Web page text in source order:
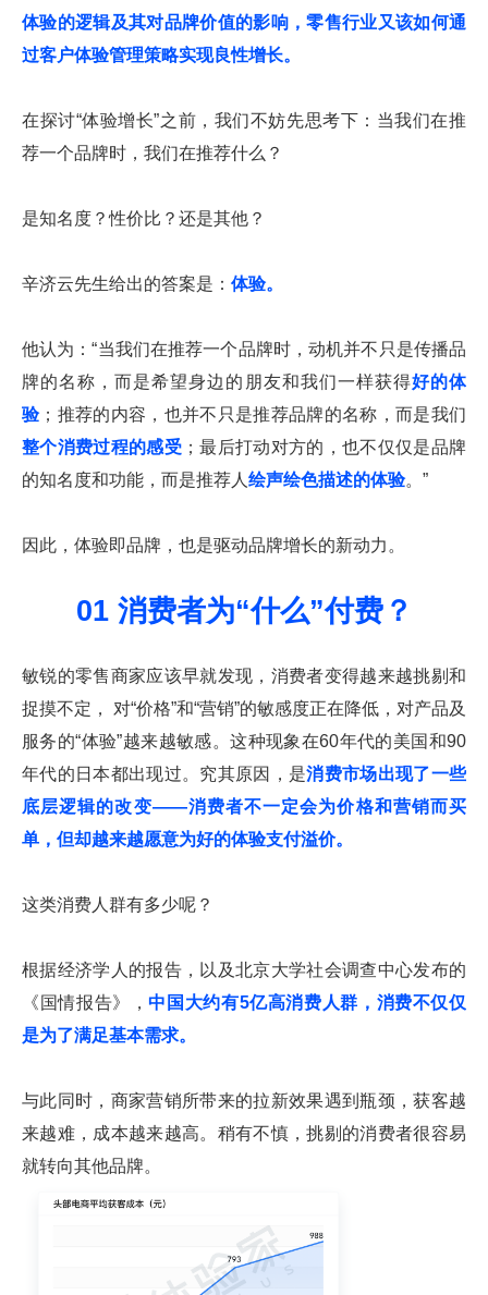
体验的逻辑及其对品牌价值的影响，零售行业又该如何通
过客户体验管理策略实现良性增长。
在探讨“体验增长”之前，我们不妨先思考下：当我们在推
荐一个品牌时，我们在推荐什么？
是知名度？性价比？还是其他？
辛济云先生给出的答案是： 体验。
他认为：“当我们在推荐一个品牌时，动机并不只是传播品
牌的名称，而是希望身边的朋友和我们一样获得好的体
验；推荐的内容，也并不只是推荐品牌的名称，而是我们
整个消费过程的感受 ；最后打动对方的，也不仅仅是品牌
的知名度和功能，而是推荐人 绘声绘色描述的体验。”
因此，体验即品牌，也是驱动品牌增长的新动力。
01 消费者为“什么”付费？
敏锐的零售商家应该早就发现，消费者变得越来越挑剔和
捉摸不定， 对“价格”和“营销”的敏感度正在降低，对产品及
服务的“体验”越来越敏感。这种现象在60年代的美国和90
年代的日本都出现过。究其原因，是消费市场出现了一些
底层逻辑的改变——消费者不一定会为价格和营销而买
单，但却越来越愿意为好的体验支付溢价。
这类消费人群有多少呢？
根据经济学人的报告，以及北京大学社会调查中心发布的
《国情报告》，中国大约有5亿高消费人群，消费不仅仅
是为了满足基本需求。
与此同时，商家营销所带来的拉新效果遇到瓶颈，获客越
来越难，成本越来越高。稍有不慎，挑剔的消费者很容易
就转向其他品牌。